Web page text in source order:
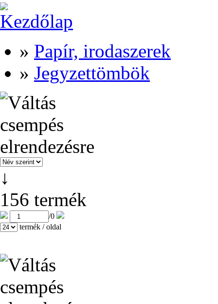
» Papír, irodaszerek
» Jegyzettömbök
↓
156 termék
/0
termék / oldal